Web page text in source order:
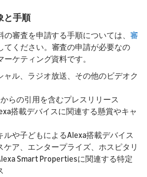
と手順
審査を申請する手順については、 審
てください。審査の申請が必要なの
ケティング資料です。
ャル、ラジオ放送、その他のビデオク
らの引用を含むプレスリリース
搭載デバイスに関連する懸賞やキャ
ルや子どもによるAlexa搭載デバイス
ケア、エンタープライズ、ホスピタリ
Smart Propertiesに関連する特定